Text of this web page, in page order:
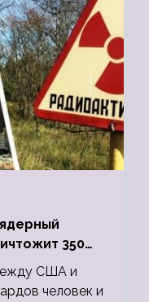
350
США и
человек и